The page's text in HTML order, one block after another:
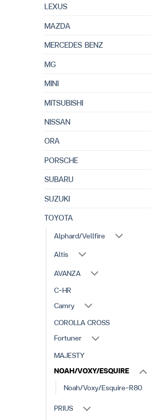
LEXUS
MAZDA
MERCEDES BENZ
MG
MINI
MITSUBISHI
NISSAN
ORA
PORSCHE
SUBARU
SUZUKI
TOYOTA
Alphard/Vellfire
Altis
AVANZA
C-HR
Camry
COROLLA CROSS
Fortuner
MAJESTY
NOAH/VOXY/ESQUIRE
Noah/Voxy/Esquire-R80
PRIUS